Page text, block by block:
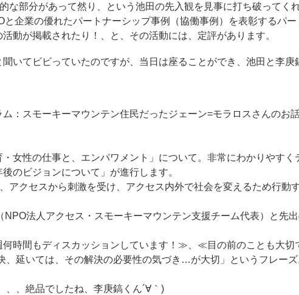
な部分があって然り、という池田の先入観を見事に打ち破ってく
企業の優れたパートナーシップ事例（協働事例）を表彰するパ
動が掲載されたり！、と、その活動には、定評があります。
いてビビっていたのですが、当日は座ることができ、池田と李
：スモーキーマウンテン住民だったジェーン=モラロスさんのお
女性の仕事と、エンパワメント」について。非常にわかりやす
のビジョンについて」が進行します。
アクセスから刺激を受け、アクセス内外で社会を変えるため行
法人アクセス・スモーキーマウンテン支援チーム代表）と先
時間もディスカッションしています！≫、≪目の前のことも大
延いては、その解決の必要性の気づき…が大切」というフレーズ
、絶品でしたね、李庚鎬くん´∀｀)